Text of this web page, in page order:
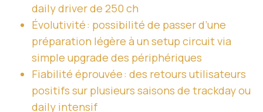
daily driver de 250 ch
Évolutivité : possibilité de passer d’une
préparation légère à un setup circuit via
simple upgrade des périphériques
Fiabilité éprouvée : des retours utilisateurs
positifs sur plusieurs saisons de trackday ou
daily intensif